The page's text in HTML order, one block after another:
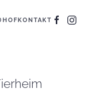
KONTAKT